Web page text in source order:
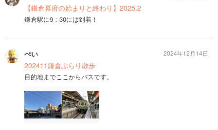
【鎌倉幕府の始まりと終わり】2025.2
鎌倉駅に9：30には到着！
ぺい
202411鎌倉ぶらり散歩
目的地までここからバスです。
2024年12月14日